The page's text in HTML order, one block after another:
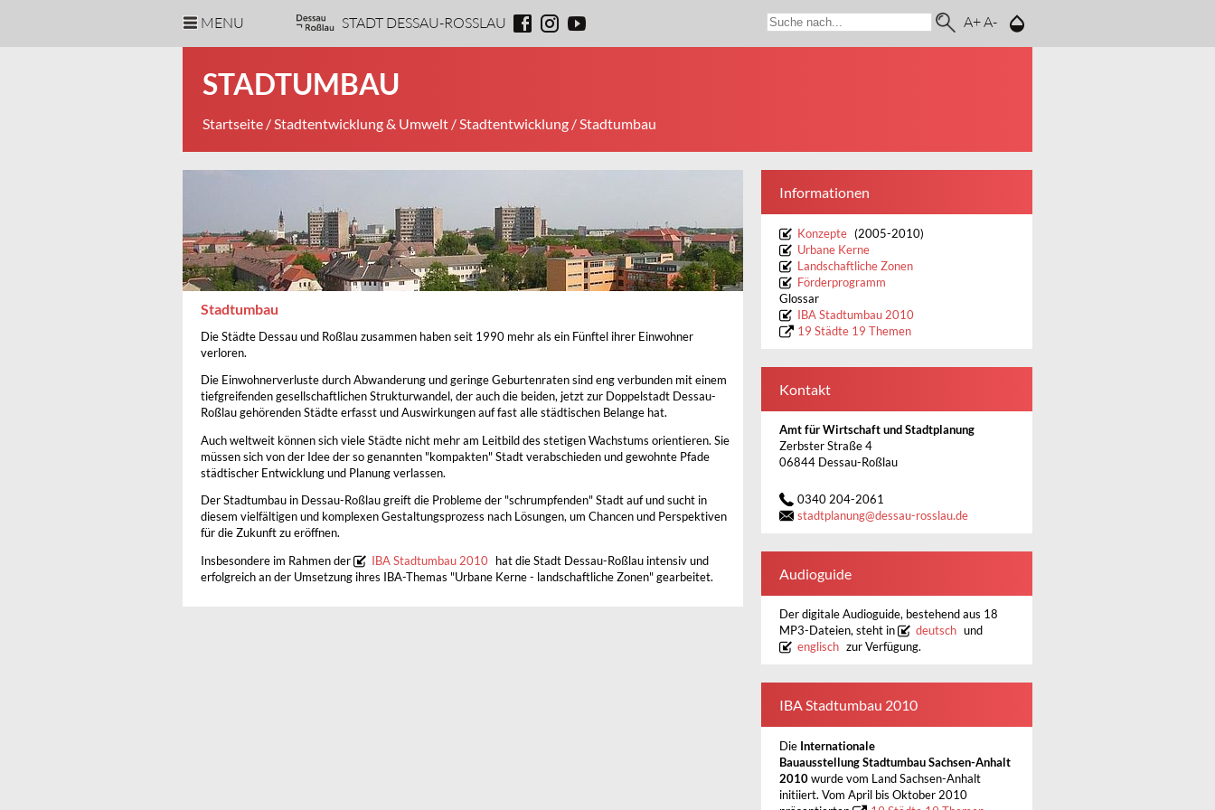
MENU STADT DESSAU-ROSSLAU A+A-
STADTUMBAU
Startseite /Stadtentwicklung & Umwelt /Stadtentwicklung / Stadtumbau
Stadtumbau
Die Städte Dessau und Roßlau zusammen haben seit 1990 mehr als ein Fünftel ihrer Einwohner
verloren.
Die Einwohnerverluste durch Abwanderung und geringe Geburtenraten sind eng verbunden mit einem
tiefgreifenden gesellschaftlichen Strukturwandel, der auch die beiden, jetzt zur Doppelstadt Dessau-
Roßlau gehörenden Städte erfasst und Auswirkungen auf fast alle städtischen Belange hat.
Auch weltweit können sich viele Städte nicht mehr am Leitbild des stetigen Wachstums orientieren. Sie
müssen sich von der Idee der so genannten "kompakten" Stadt verabschieden und gewohnte Pfade
städtischer Entwicklung und Planung verlassen.
Der Stadtumbau in Dessau-Roßlau greift die Probleme der "schrumpfenden" Stadt auf und sucht in
diesem vielfältigen und komplexen Gestaltungsprozess nach Lösungen, um Chancen und Perspektiven
für die Zukunft zu eröffnen.
Insbesondere im Rahmen der IBA Stadtumbau 2010
hat die Stadt Dessau-Roßlau intensiv und
erfolgreich an der Umsetzung ihres IBA-Themas "Urbane Kerne - landschaftliche Zonen" gearbeitet.
Informationen
Konzepte (2005-2010)
Urbane Kerne
Landschaftliche Zonen
Förderprogramm
Glossar
IBA Stadtumbau 2010
19 Städte 19 Themen
Kontakt
Amt für Wirtschaft und Stadtplanung
Zerbster Straße 4
06844 Dessau-Roßlau
0340 204-2061
stadtplanung@dessau-rosslau.de
Audioguide
Der digitale Audioguide, bestehend aus 18
MP3-Dateien, steht in
deutsch und
englisch zur Verfügung.
IBA Stadtumbau 2010
Die Internationale
Bauausstellung Stadtumbau Sachsen-Anhalt
2010 wurde vom Land Sachsen-Anhalt
initiiert. Vom April bis Oktober 2010